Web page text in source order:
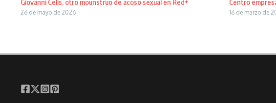
Giovanni Celis, otro mounstruo de acoso sexual en Red+
26 de mayo de 2026
Centro
16 de marzo de